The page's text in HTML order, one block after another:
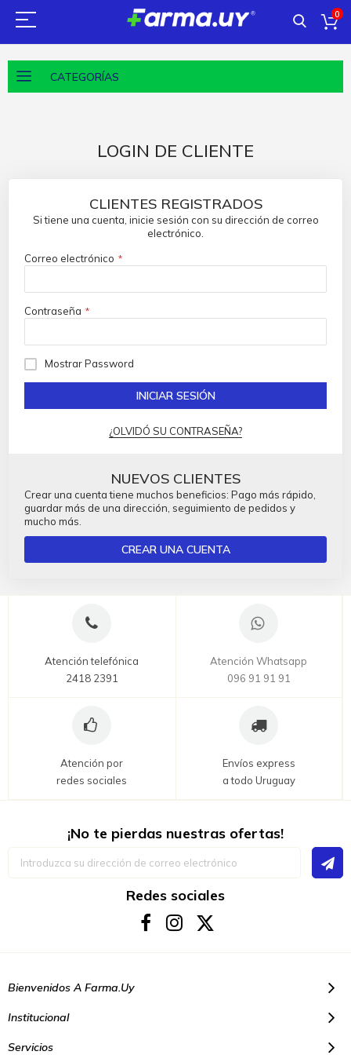
0
CATEGORÍAS
LOGIN DE CLIENTE
CLIENTES REGISTRADOS
Si tiene una cuenta, inicie sesión con su dirección de correo
electrónico.
Correo electrónico
Contraseña
Mostrar Password
INICIAR SESIÓN
¿OLVIDÓ SU CONTRASEÑA?
NUEVOS CLIENTES
Crear una cuenta tiene muchos beneficios: Pago más rápido,
guardar más de una dirección, seguimiento de pedidos y
mucho más.
CREAR UNA CUENTA
Atención telefónica
2418 2391
Atención Whatsapp
096 91 91 91
Atención por
redes sociales
Envíos express
a todo Uruguay
¡No te pierdas nuestras ofertas!
Redes sociales
Bienvenidos A Farma.uy
Institucional
Servicios